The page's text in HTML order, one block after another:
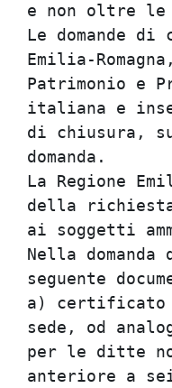
e non
Le
Emilia-
Patrimonio
italiana e
di
La Regione
della
ai
Nella
a)
sede, od
per le
anteriore a